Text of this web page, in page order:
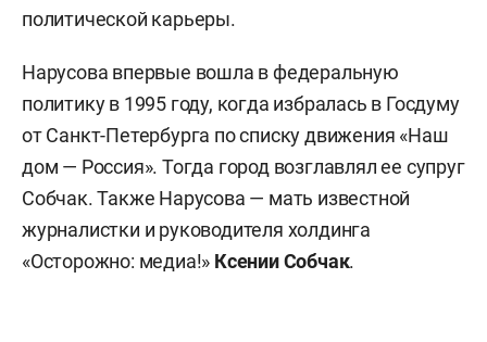
политической карьеры.
Нарусова впервые вошла в федеральную
политику в 1995 году, когда избралась в Госдуму
от Санкт-Петербурга по списку движения «Наш
дом — Россия». Тогда город возглавлял ее супруг
Собчак. Также Нарусова — мать известной
журналистки и руководителя холдинга
«Осторожно: медиа!» Ксении Собчак.